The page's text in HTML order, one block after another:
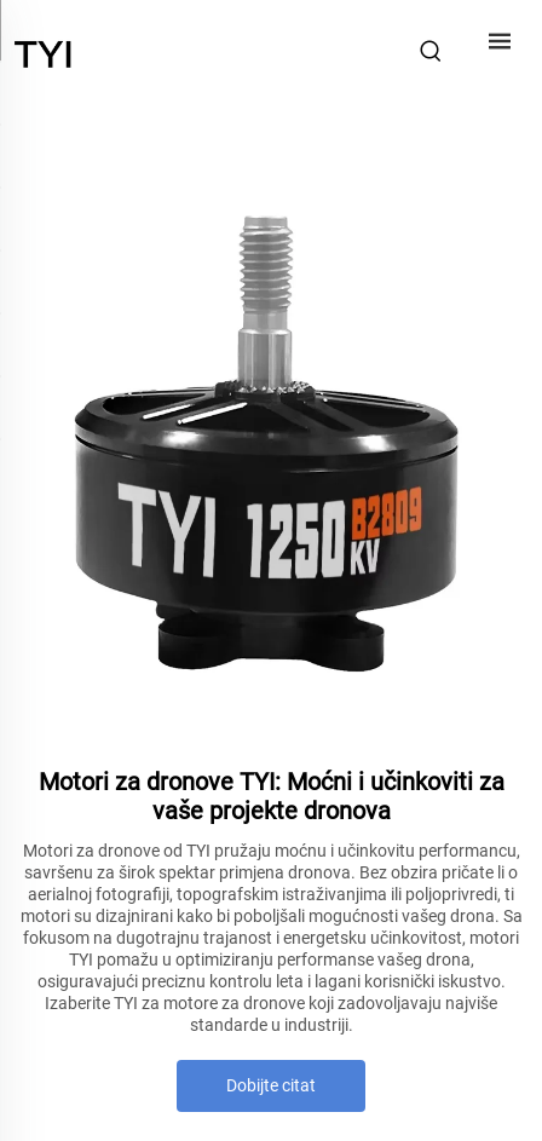
Motori za dronove TYI: Moćni i učinkoviti za
vaše projekte dronova
Motori za dronove od TYI pružaju moćnu i učinkovitu performancu,
savršenu za širok spektar primjena dronova. Bez obzira pričate li o
aerialnoj fotografiji, topografskim istraživanjima ili poljoprivredi, ti
motori su dizajnirani kako bi poboljšali mogućnosti vašeg drona. Sa
fokusom na dugotrajnu trajanost i energetsku učinkovitost, motori
TYI pomažu u optimiziranju performanse vašeg drona,
osiguravajući preciznu kontrolu leta i lagani korisnički iskustvo.
Izaberite TYI za motore za dronove koji zadovoljavaju najviše
standarde u industriji.
Dobijte citat